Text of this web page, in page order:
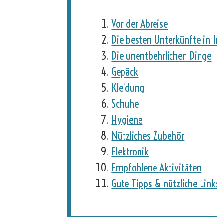
Vor der Abreise
Die besten Unterkünfte in
Die unentbehrlichen Dinge
Gepäck
Kleidung
Schuhe
Hygiene
Nützliches Zubehör
Elektronik
Empfohlene Aktivitäten
Gute Tipps & nützliche